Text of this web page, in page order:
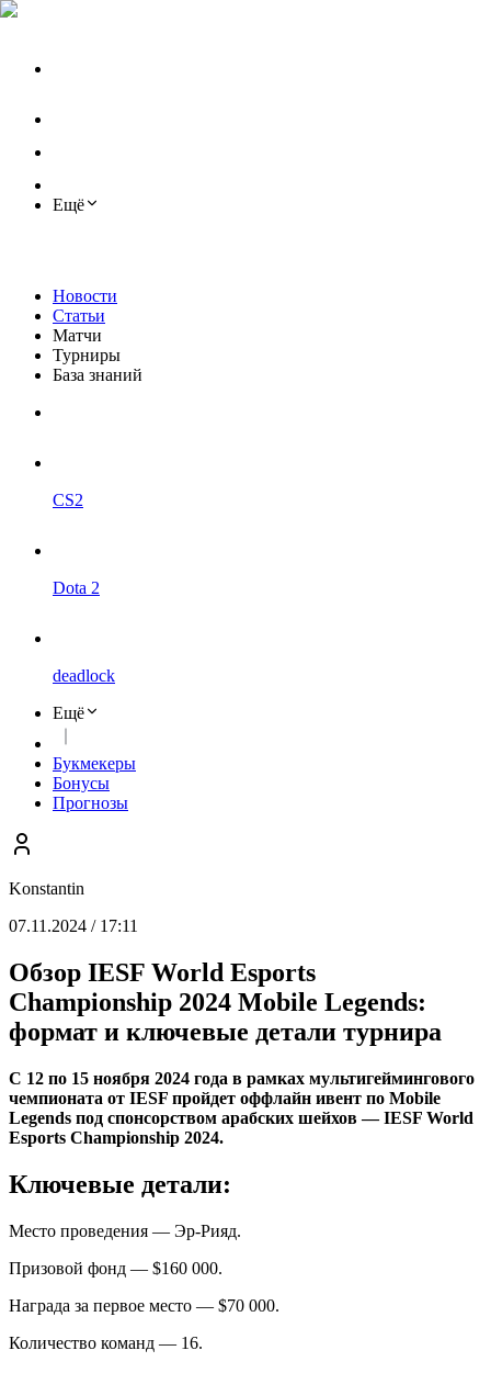
Ещё
Новости
Статьи
Матчи
Турниры
База знаний
CS2
Dota 2
deadlock
Ещё
Букмекеры
Бонусы
Прогнозы
Konstantin
07.11.2024 / 17:11
Обзор IESF World Esports
Championship 2024 Mobile Legends:
формат и ключевые детали турнира
С 12 по 15 ноября 2024 года в рамках мультигеймингового
чемпионата от IESF пройдет оффлайн ивент по Mobile
Legends под спонсорством арабских шейхов — IESF World
Esports Championship 2024.
Ключевые детали:
Место проведения — Эр-Рияд.
Призовой фонд — $160 000.
Награда за первое место — $70 000.
Количество команд — 16.